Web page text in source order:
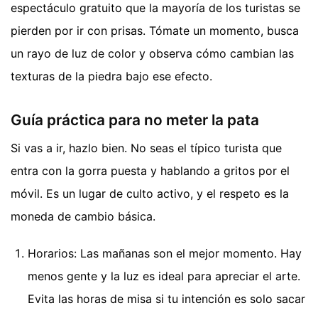
espectáculo gratuito que la mayoría de los turistas se
pierden por ir con prisas. Tómate un momento, busca
un rayo de luz de color y observa cómo cambian las
texturas de la piedra bajo ese efecto.
Guía práctica para no meter la pata
Si vas a ir, hazlo bien. No seas el típico turista que
entra con la gorra puesta y hablando a gritos por el
móvil. Es un lugar de culto activo, y el respeto es la
moneda de cambio básica.
Horarios: Las mañanas son el mejor momento. Hay
menos gente y la luz es ideal para apreciar el arte.
Evita las horas de misa si tu intención es solo sacar